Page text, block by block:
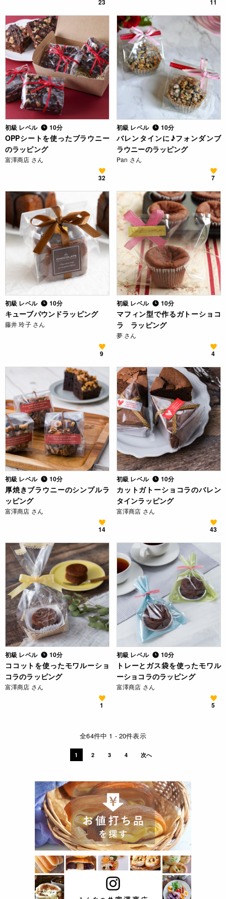
23 11
初級 レベル 10分
OPPシートを使ったブラウニー
のラッピング
富澤商店 さん
32
初級 レベル 10分
バレンタインに♪フォンダンブ
ラウニーのラッピング
Pan さん
7
初級 レベル 10分
キューブパウンドラッピング
藤井 玲子 さん
9
初級 レベル 10分
マフィン型で作るガトーショコ
ラ ラッピング
夢 さん
4
初級 レベル 10分
厚焼きブラウニーのシンプルラ
ッピング
富澤商店 さん
14
初級 レベル 10分
カットガトーショコラのバレン
タインラッピング
富澤商店 さん
43
初級 レベル 10分
ココットを使ったモワルーショ
コラのラッピング
富澤商店 さん
1
初級 レベル 10分
トレーとガス袋を使ったモワル
ーショコラのラッピング
富澤商店 さん
5
全64件中 1 - 20件表示
1 2 3 4 次へ